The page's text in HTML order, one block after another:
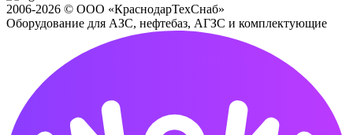
2006-2026 © ООО «КраснодарТехСнаб»
Оборудование для АЗС, нефтебаз, АГЗС и комплектующие